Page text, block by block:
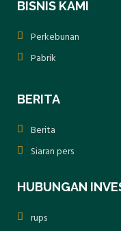
BISNIS KAMI
Perkebunan
Pabrik
BERITA
Berita
Siaran pers
HUBUNGAN
rups